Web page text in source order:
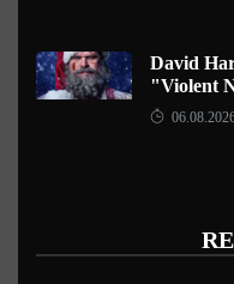
David
"Violent